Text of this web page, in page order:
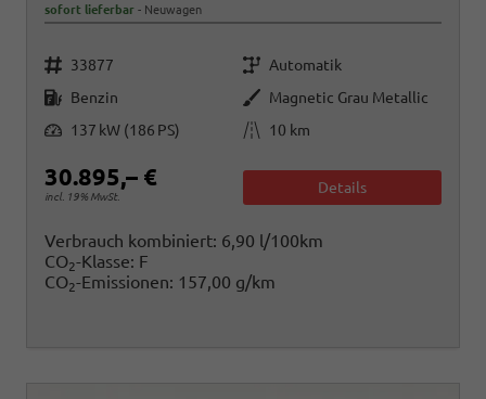
sofort lieferbar Neuwagen
Fahrzeugnr. 33877 Getriebe Automatik
Kraftstoff Benzin Außenfarbe Magnetic Grau Metallic
Leistung
137 kW (186 PS) Kilometerstand 10 km
30.895,– €
incl. 19% MwSt.
Details
Verbrauch kombiniert: 6,90 l/100km
CO2-Klasse: F
CO2-Emissionen: 157,00 g/km